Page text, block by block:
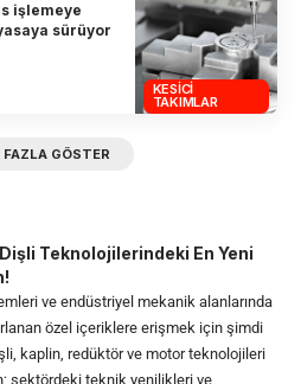
KESICI
TAKIMLAR
işlemeye
sürüyor
FAZLA GÖSTER
Teknolojilerindeki En Yeni
ve endüstriyel mekanik alanlarında
özel içeriklere erişmek için şimdi
kaplin, redüktör ve motor teknolojileri
sektördeki teknik yenilikleri ve